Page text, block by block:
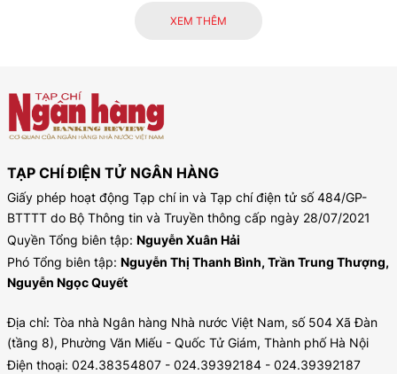
XEM THÊM
TẠP CHÍ ĐIỆN TỬ NGÂN HÀNG
Giấy phép hoạt động Tạp chí in và Tạp chí điện tử số 484/GP-
BTTTT do Bộ Thông tin và Truyền thông cấp ngày 28/07/2021
Quyền Tổng biên tập: Nguyễn Xuân Hải
Phó Tổng biên tập: Nguyễn Thị Thanh Bình, Trần Trung Thượng,
Nguyễn Ngọc Quyết
Địa chỉ: Tòa nhà Ngân hàng Nhà nước Việt Nam, số 504 Xã Đàn
(tầng 8), Phường Văn Miếu - Quốc Tử Giám, Thành phố Hà Nội
Điện thoại: 024.38354807 - 024.39392184 - 024.39392187